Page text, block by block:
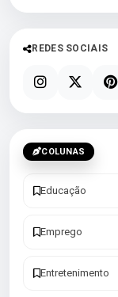
REDES SOCIAIS
COLUNAS
Educação
Emprego
Entretenimento